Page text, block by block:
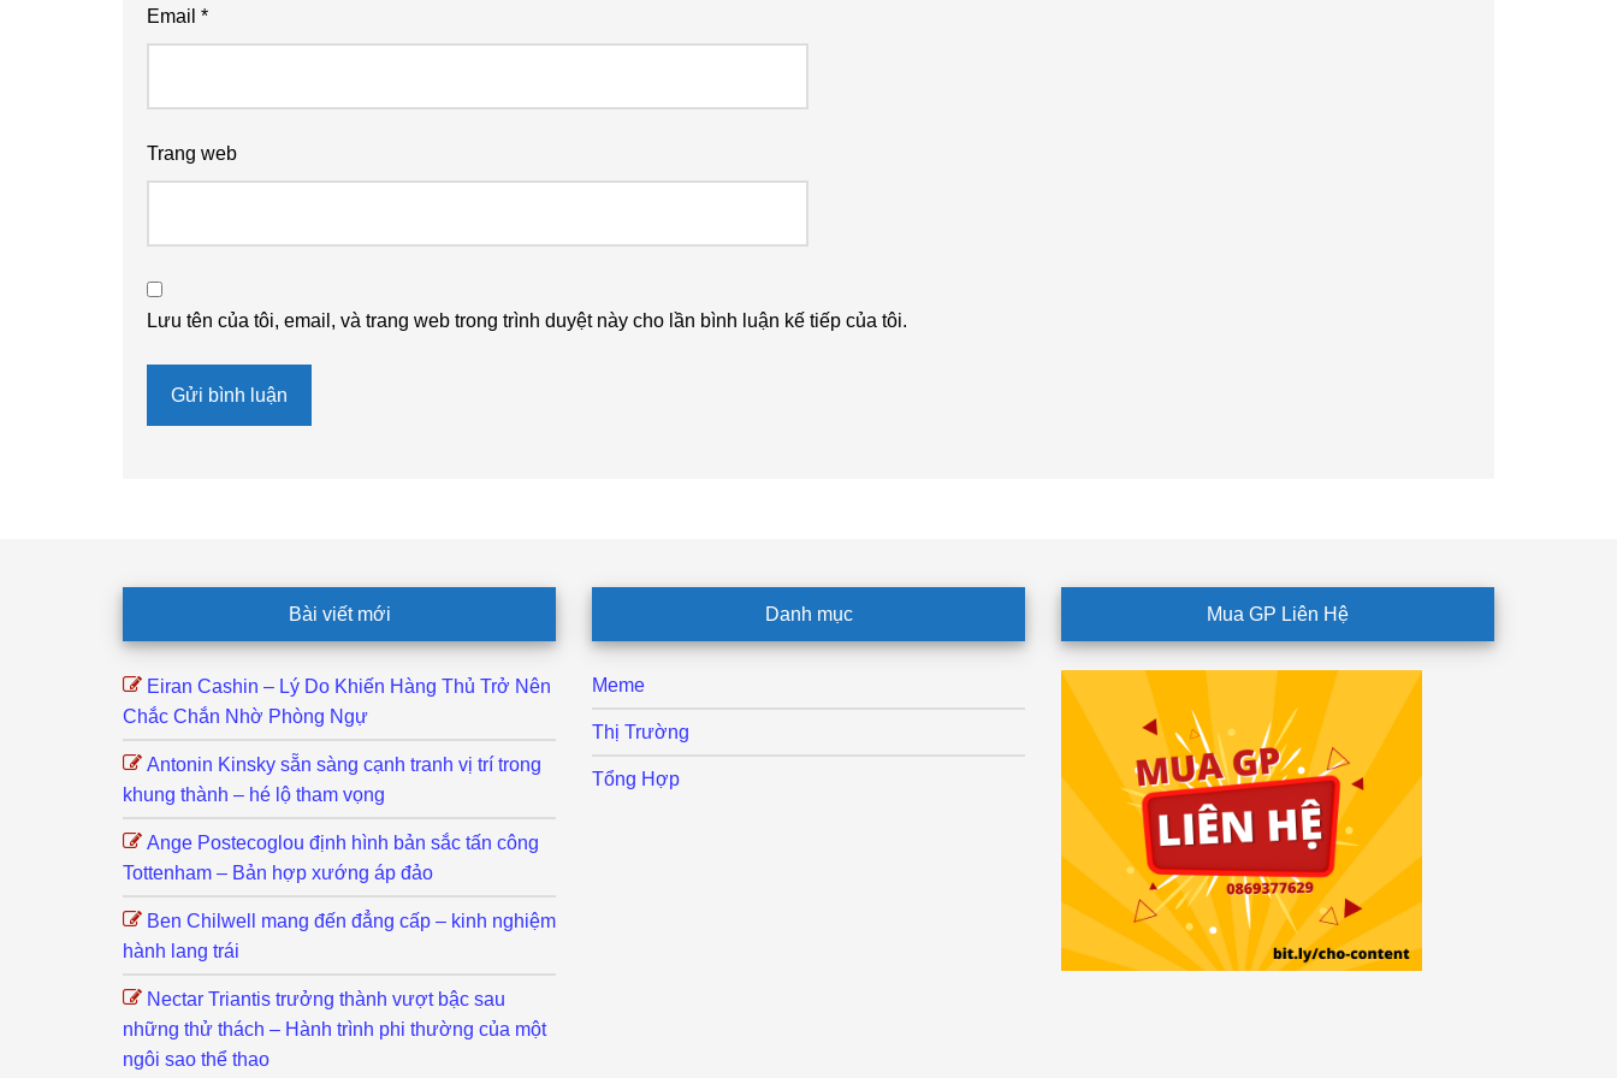
Email *
Trang web
Lưu tên của tôi, email, và trang web trong trình duyệt này cho lần bình luận kế tiếp của tôi.
Bài viết mới
Eiran Cashin – Lý Do Khiến Hàng Thủ Trở Nên
Chắc Chắn Nhờ Phòng Ngự
Antonin Kinsky sẵn sàng cạnh tranh vị trí trong
khung thành – hé lộ tham vọng
Ange Postecoglou định hình bản sắc tấn công
Tottenham – Bản hợp xướng áp đảo
Ben Chilwell mang đến đẳng cấp – kinh nghiệm
hành lang trái
Nectar Triantis trưởng thành vượt bậc sau
những thử thách – Hành trình phi thường của một
ngôi sao thể thao
Danh mục
Meme
Thị Trường
Tổng Hợp
Mua GP Liên Hệ